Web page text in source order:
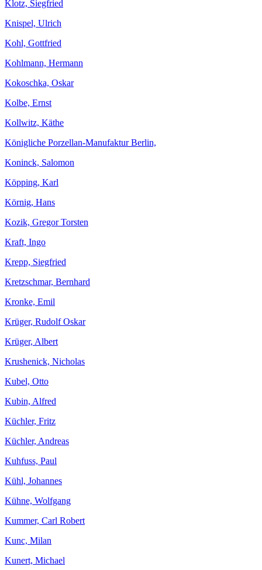
Klotz, Siegfried
Knispel, Ulrich
Kohl, Gottfried
Kohlmann, Hermann
Kokoschka, Oskar
Kolbe, Ernst
Kollwitz, Käthe
Königliche Porzellan-Manufaktur Berlin,
Koninck, Salomon
Köpping, Karl
Körnig, Hans
Kozik, Gregor Torsten
Kraft, Ingo
Krepp, Siegfried
Kretzschmar, Bernhard
Kronke, Emil
Krüger, Rudolf Oskar
Krüger, Albert
Krushenick, Nicholas
Kubel, Otto
Kubin, Alfred
Küchler, Fritz
Küchler, Andreas
Kuhfuss, Paul
Kühl, Johannes
Kühne, Wolfgang
Kummer, Carl Robert
Kunc, Milan
Kunert, Michael